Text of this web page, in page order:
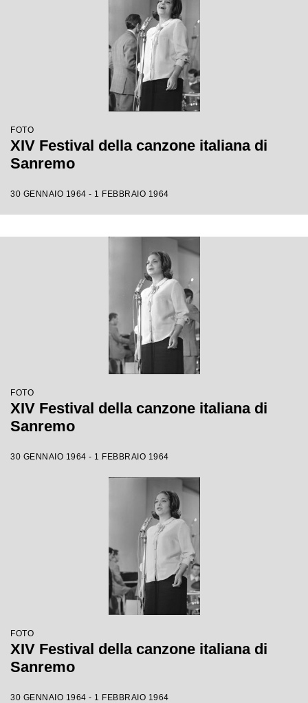
FOTO
XIV Festival della canzone italiana di
Sanremo
30 GENNAIO 1964 - 1 FEBBRAIO 1964
FOTO
XIV Festival della canzone italiana di
Sanremo
30 GENNAIO 1964 - 1 FEBBRAIO 1964
FOTO
XIV Festival della canzone italiana di
Sanremo
30 GENNAIO 1964 - 1 FEBBRAIO 1964